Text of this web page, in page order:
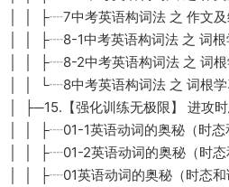
│ │ ├┈7中考英语构词法 之 作文
│ │ ├┈8-1中考英语构词法 之 词
│ │ ├┈8-2中考英语构词法 之 词
│ │ └┈8中考英语构词法 之 词根
│ ├─15.【强化训练无极限】 进攻时
│ │ ├┈01-1英语动词的奥秘（时
│ │ ├┈01-2英语动词的奥秘（时
│ │ ├┈01英语动词的奥秘（时态